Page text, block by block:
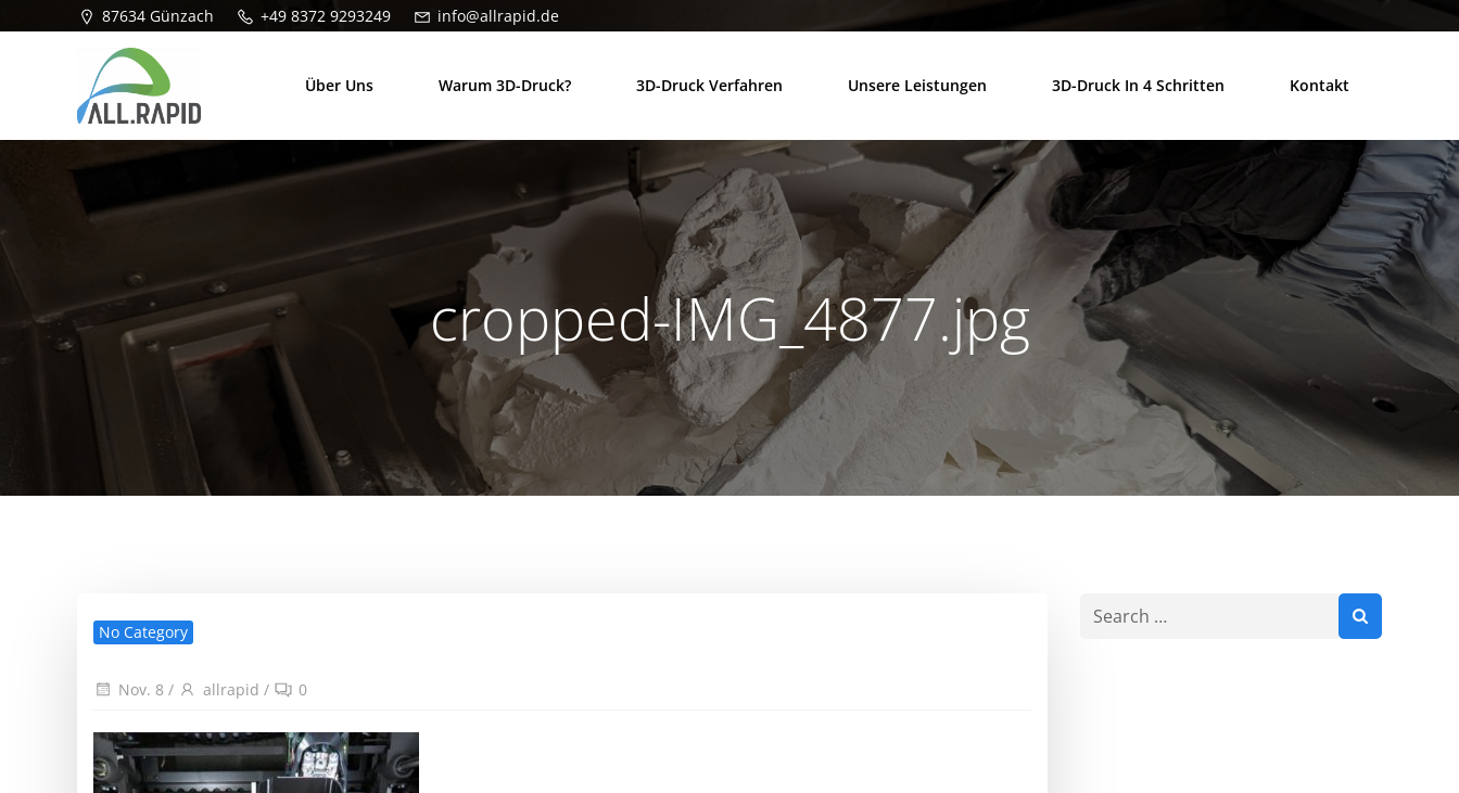
Inhalt
87634 Günzach +49 8372 9293249 info@allrapid.de
Über Uns Warum 3D-Druck? 3D-Druck Verfahren Unsere Leistungen 3D-Druck In 4 Schritten Kontakt
cropped-IMG_4877.jpg
No Category
Nov. 8 / allrapid / 0
Search